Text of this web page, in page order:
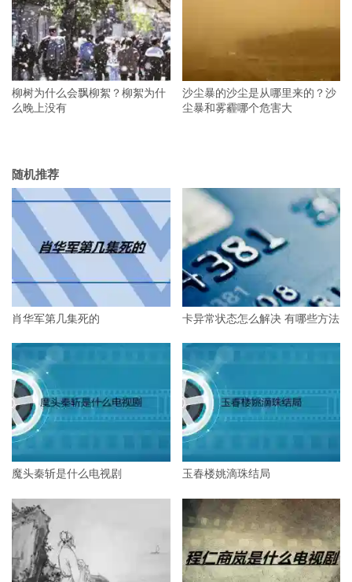
柳树为什么会飘柳絮？柳絮为什
么晚上没有
沙尘暴的沙尘是从哪里来的？沙
尘暴和雾霾哪个危害大
随机推荐
肖华军第几集死的 卡异常状态怎么解决 有哪些方法
魔头秦斩是什么电视剧 玉春楼姚滴珠结局